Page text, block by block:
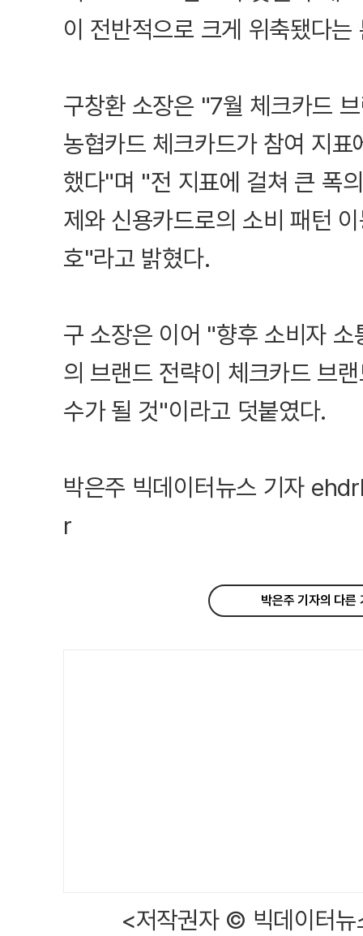
이 전반적으로 크게 위축됐다는
구창환 소장은 "7월 체크카드
농협카드 체크카드가 참여 지
했다"며 "전 지표에 걸쳐 큰 폭
제와 신용카드로의 소비 패턴
호"라고 밝혔다.
구 소장은 이어 "향후 소비자
의 브랜드 전략이 체크카드 브
수가 될 것"이라고 덧붙였다.
박은주 빅데이터뉴스 기자
r
박은주 기자의 다른
<저작권자 © 빅데이터